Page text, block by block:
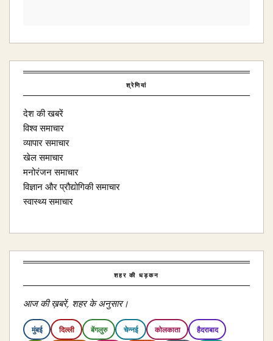
श्रेणियां
देश की खबरें
विश्व समाचार
व्यापार समाचार
खेल समाचार
मनोरंजन समाचार
विज्ञान और प्रौद्योगिकी समाचार
स्वास्थ्य समाचार
शहर की धड़कन
आज की ख़बरें, शहर के अनुसार।
मुंबई दिल्ली बेंगलुरु चेन्नई कोलकाता हैदराबाद